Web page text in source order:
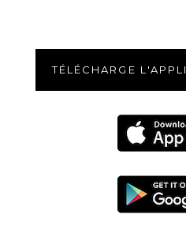
TÉLÉCHARGE L'APPLI